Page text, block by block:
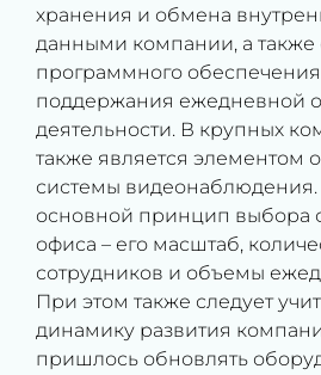
хранения и обмена
данными компании, а также
программного
поддержания ежедневной
деятельности. В крупных
также является элементом
системы
основной принцип выбора
офиса – его масштаб,
сотрудников и объемы
При этом также следует
динамику развития
пришлось обновлять